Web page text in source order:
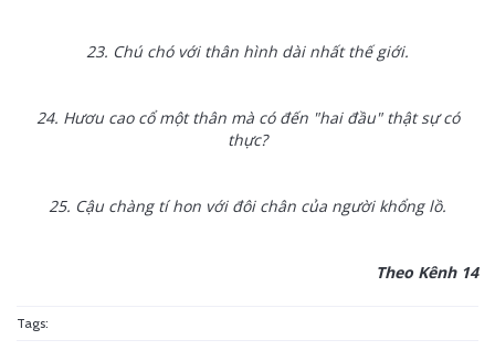
23. Chú chó với thân hình dài nhất thế giới.
24. Hươu cao cổ một thân mà có đến "hai đầu" thật sự có
thực?
25. Cậu chàng tí hon với đôi chân của người khổng lồ.
Theo Kênh 14
Tags: